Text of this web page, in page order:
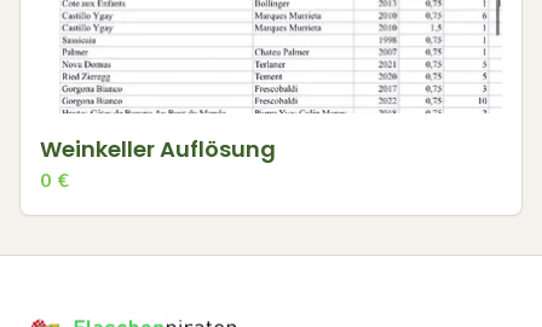
Weinkeller Auflösung
0 €